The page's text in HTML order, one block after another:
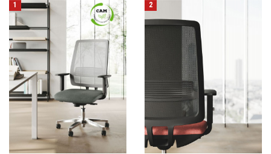
1 2